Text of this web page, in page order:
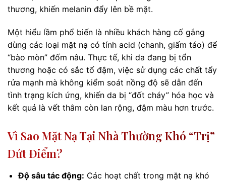
thương, khiến melanin đẩy lên bề mặt.
Một hiểu lầm phổ biến là nhiều khách hàng cố gắng
dùng các loại mặt nạ có tính acid (chanh, giấm táo) để
“bào mòn” đốm nâu. Thực tế, khi da đang bị tổn
thương hoặc có sắc tố đậm, việc sử dụng các chất tẩy
rửa mạnh mà không kiểm soát nồng độ sẽ dẫn đến
tình trạng kích ứng, khiến da bị “đốt cháy” hóa học và
kết quả là vết thâm còn lan rộng, đậm màu hơn trước.
Vì Sao Mặt Nạ Tại Nhà Thường Khó “trị”
Dứt Điểm?
Độ sâu tác động: Các hoạt chất trong mặt nạ khó